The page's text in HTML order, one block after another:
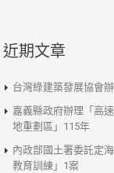
近期文章
台灣綠建築發展協會
嘉義縣政府辦理「高
地重劃區」115年
內政部國土署委託定
教育訓練」1案